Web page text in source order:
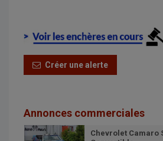
Créer une alerte
Annonces commerciales
Chevrolet Camaro